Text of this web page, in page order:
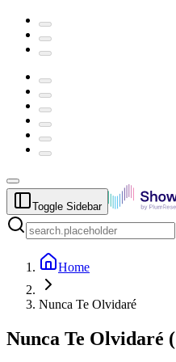
Toggle Sidebar
Home
Nunca Te Olvidaré
Nunca Te Olvidaré (